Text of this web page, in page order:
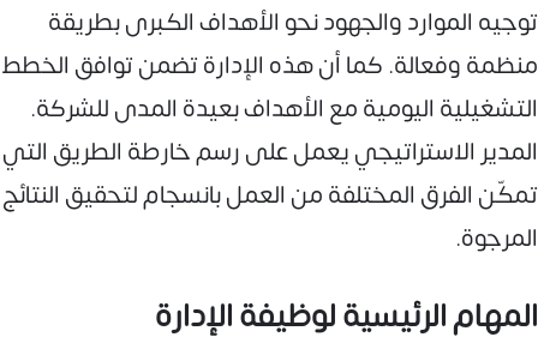
توجيه الموارد والجهود نحو الأهداف الكبرى بطريقة
منظمة وفعالة. كما أن هذه الإدارة تضمن توافق الخطط
التشغيلية اليومية مع الأهداف بعيدة المدى للشركة.
المدير الاستراتيجي يعمل على رسم خارطة الطريق التي
تمكّن الفرق المختلفة من العمل بانسجام لتحقيق النتائج
المرجوة.
المهام الرئيسية لوظيفة الإدارة